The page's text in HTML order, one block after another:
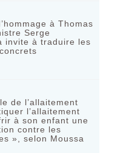
à Thomas
Serge
invite à traduire les
de l’allaitement
l’allaitement
à son enfant une
contre les
», selon Moussa